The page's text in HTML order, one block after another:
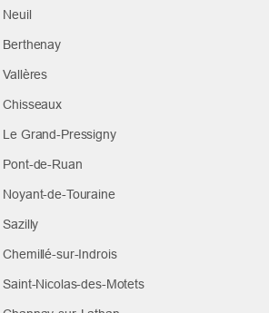
Grand-Pressigny
de-Ruan
de-Touraine
sur-Indrois
Nicolas-des-Motets